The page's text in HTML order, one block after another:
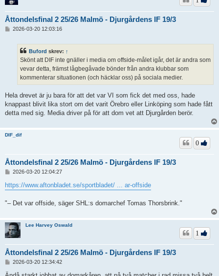
Åttondelsfinal 2 25/26 Malmö - Djurgårdens IF 19/3
2026-03-20 12:03:16
Buford skrev: ↑
Skönt att DIF inte gnäller i media om offside-målet igår, det är andra som
vevar detta, främst lågbegåvade bönder från andra klubbar som
kommenterar situationen (och häcklar oss) på sociala medier.
Hela drevet är ju bara för att det var VI som fick det med oss, hade
knappast blivit lika stort om det varit Örebro eller Linköping som hade fått
detta med sig. Media driver på för att dom vet att Djurgården berör.
DIF_dif
Åttondelsfinal 2 25/26 Malmö - Djurgårdens IF 19/3
0
l
ä
g
2026-03-20 12:04:27
https://www.aftonbladet.se/sportbladet/ ... ar-offside
"– Det var offside, säger SHL:s domarchef Tomas Thorsbrink."
Lee Harvey Oswald
Åttondelsfinal 2 25/26 Malmö - Djurgårdens IF 19/3
1
l
2026-03-20 12:34:42